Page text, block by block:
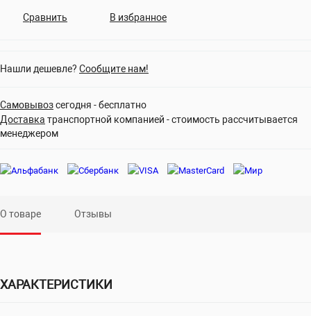
Сравнить В избранное
Нашли дешевле? Сообщите нам!
Самовывозсегодня - бесплатно
Доставка транспортной компанией - стоимость рассчитывается
менеджером
О товаре Отзывы
ХАРАКТЕРИСТИКИ